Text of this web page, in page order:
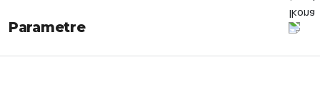
Parametre